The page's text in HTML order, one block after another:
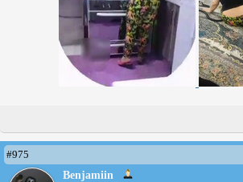
#975
Benjamiin